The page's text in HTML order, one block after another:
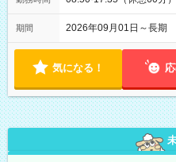
期間 2026年09月01日～長
気になる！